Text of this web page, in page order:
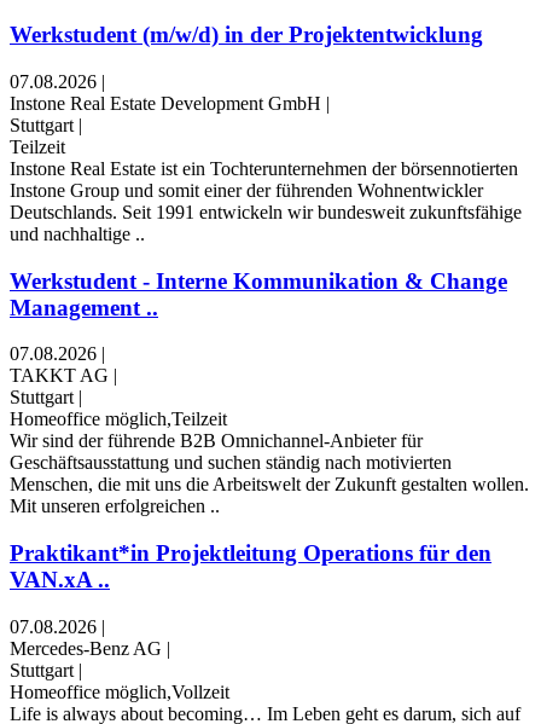
Werkstudent (m/w/d) in der Projektentwicklung
07.08.2026 |
Instone Real Estate Development GmbH |
Stuttgart |
Teilzeit
Instone Real Estate ist ein Tochterunternehmen der börsennotierten
Instone Group und somit einer der führenden Wohnentwickler
Deutschlands. Seit 1991 entwickeln wir bundesweit zukunftsfähige
und nachhaltige ..
Werkstudent - Interne Kommunikation & Change
Management ..
07.08.2026 |
TAKKT AG |
Stuttgart |
Homeoffice möglich,Teilzeit
Wir sind der führende B2B Omnichannel-Anbieter für
Geschäftsausstattung und suchen ständig nach motivierten
Menschen, die mit uns die Arbeitswelt der Zukunft gestalten wollen.
Mit unseren erfolgreichen ..
Praktikant*in Projektleitung Operations für den
VAN.xA ..
07.08.2026 |
Mercedes-Benz AG |
Stuttgart |
Homeoffice möglich,Vollzeit
Life is always about becoming… Im Leben geht es darum, sich auf